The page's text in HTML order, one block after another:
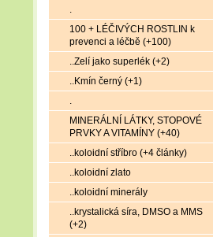
.
100 + LÉČIVÝCH ROSTLIN k
prevenci a léčbě (+100)
..Zelí jako superlék (+2)
..Kmín černý (+1)
.
MINERÁLNÍ LÁTKY, STOPOVÉ
PRVKY A VITAMÍNY (+40)
..koloidní stříbro (+4 články)
..koloidní zlato
..koloidní minerály
..krystalická síra, DMSO a MMS
(+2)